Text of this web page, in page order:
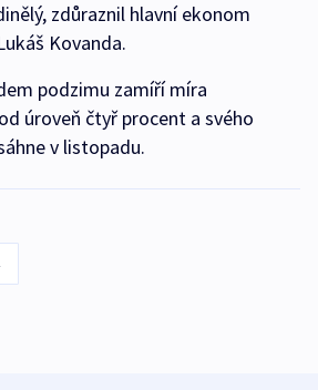
zdůraznil hlavní ekonom
Kovanda.
podzimu zamíří míra
úroveň čtyř procent a svého
v listopadu.